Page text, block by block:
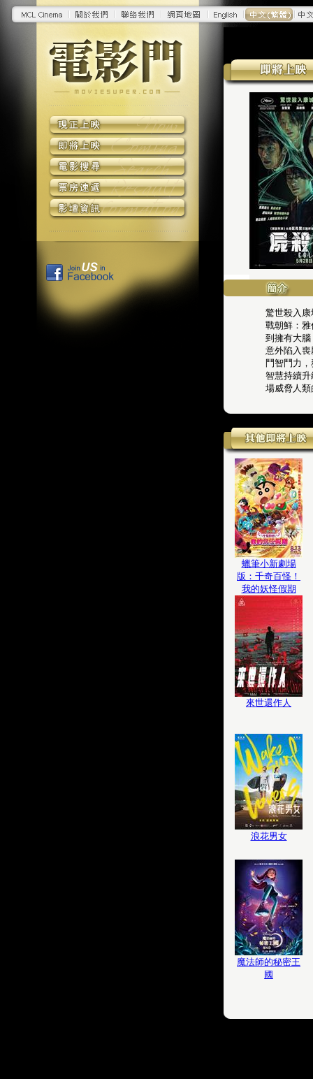
驚世殺入
戰朝鮮：
到擁有大
意外陷入
鬥智鬥力
智慧持續
場威脅人
蠟筆小新劇場
版：千奇百怪！
我的妖怪假期
來世還作人
浪花男女
魔法師的秘密王
國